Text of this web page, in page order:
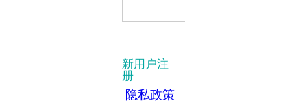
新用户注
册
隐私政策